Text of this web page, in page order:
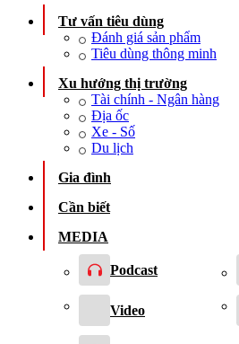
Tư vấn tiêu dùng
Đánh giá sản phẩm
Tiêu dùng thông minh
Xu hướng thị trường
Tài chính - Ngân hàng
Địa ốc
Xe - Số
Du lịch
Gia đình
Cần biết
MEDIA
Podcast
Video